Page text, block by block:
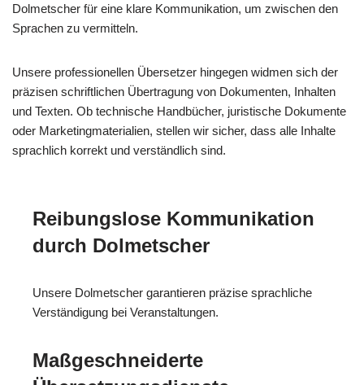
Dolmetscher für eine klare Kommunikation, um zwischen den
Sprachen zu vermitteln.
Unsere professionellen Übersetzer hingegen widmen sich der
präzisen schriftlichen Übertragung von Dokumenten, Inhalten
und Texten. Ob technische Handbücher, juristische Dokumente
oder Marketingmaterialien, stellen wir sicher, dass alle Inhalte
sprachlich korrekt und verständlich sind.
Reibungslose Kommunikation
durch Dolmetscher
Unsere Dolmetscher garantieren präzise sprachliche
Verständigung bei Veranstaltungen.
Maßgeschneiderte